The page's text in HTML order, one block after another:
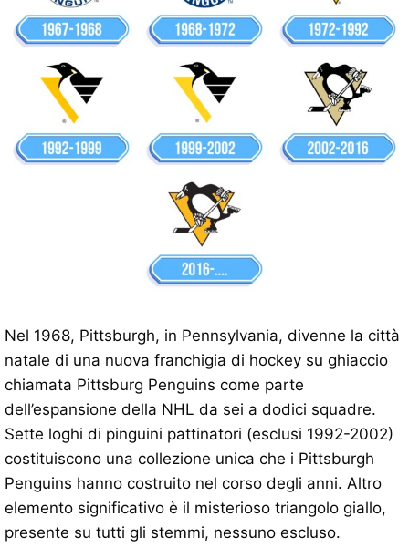
Nel 1968, Pittsburgh, in Pennsylvania, divenne la città
natale di una nuova franchigia di hockey su ghiaccio
chiamata Pittsburg Penguins come parte
dell’espansione della NHL da sei a dodici squadre.
Sette loghi di pinguini pattinatori (esclusi 1992-2002)
costituiscono una collezione unica che i Pittsburgh
Penguins hanno costruito nel corso degli anni. Altro
elemento significativo è il misterioso triangolo giallo,
presente su tutti gli stemmi, nessuno escluso.